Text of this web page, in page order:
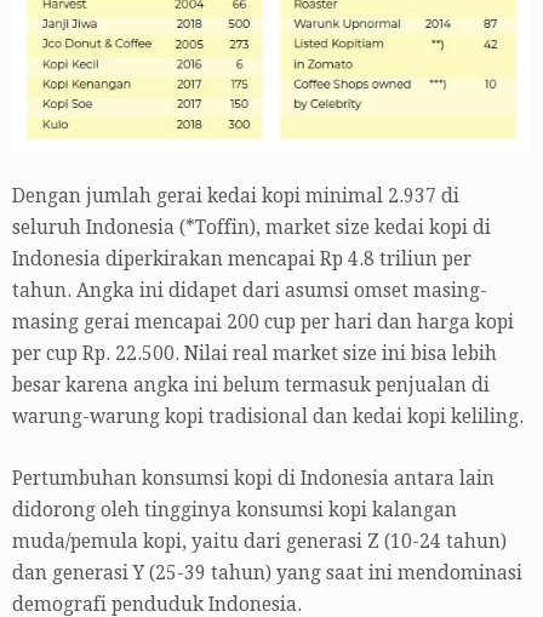
Dengan jumlah gerai kedai kopi minimal 2.937 di
seluruh Indonesia (*Toffin), market size kedai kopi di
Indonesia diperkirakan mencapai Rp 4.8 triliun per
tahun. Angka ini didapet dari asumsi omset masing-
masing gerai mencapai 200 cup per hari dan harga kopi
per cup Rp. 22.500. Nilai real market size ini bisa lebih
besar karena angka ini belum termasuk penjualan di
warung-warung kopi tradisional dan kedai kopi keliling.
Pertumbuhan konsumsi kopi di Indonesia antara lain
didorong oleh tingginya konsumsi kopi kalangan
muda/pemula kopi, yaitu dari generasi Z (10-24 tahun)
dan generasi Y (25-39 tahun) yang saat ini mendominasi
demografi penduduk Indonesia.